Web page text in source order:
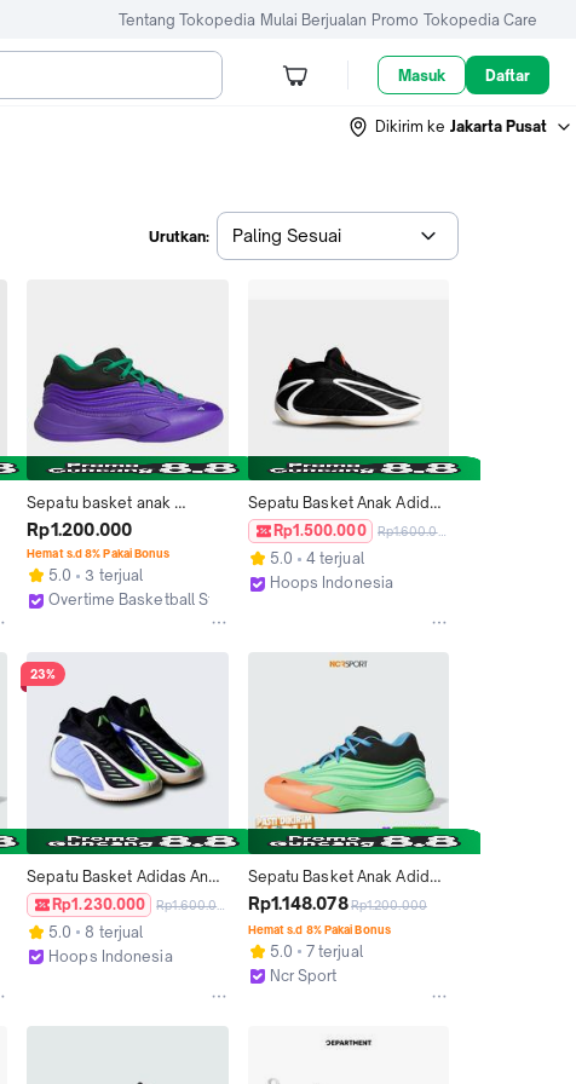
Tentang Tokopedia Mulai Berjualan Promo Tokopedia Care
Masuk Daftar
Dikirim ke Jakarta Pusat
Urutkan: Paling Sesuai
Sepatu basket anak
ADIDAS Dame 10 Jr JP8636
Rp1.200.000
Hemat s.d 8% Pakai Bonus
5.0
3 terjual
Overtime Basketball Store
Sepatu Basket Anak Adidas
Anthony Edwards 2 Black
JR9377
Rp1.500.000 Rp1.600.000
5.0
4 terjual
Hoops Indonesia
23%
Sepatu Basket Adidas Anak
AE 2 Anthony Edwards 2
"Blue Fusion" JS3509
Rp1.230.000
5.0
8 terjual
Hoops Indonesia
Sepatu Basket Anak Adidas
Dame X J Gs Lime Burst
Rp1.148.078Rp1.200.000
Hemat s.d 8% Pakai Bonus
5.0
7 terjual
Ncr Sport